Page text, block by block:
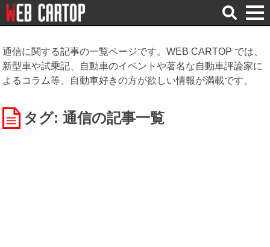
検
索
通信に関する記事の一覧ページです。WEB CARTOP では、
新型車や試乗記、自動車のイベントや著名な自動車評論家に
よるコラム等、自動車好きの方が欲しい情報が満載です。
タグ: 通信の記事一覧